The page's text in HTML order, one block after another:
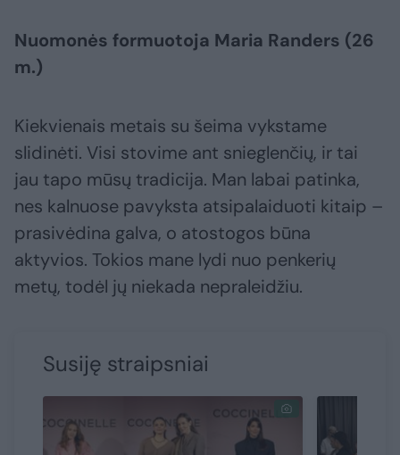
Nuomonės formuotoja Maria Randers (26
m.)
Kiekvienais metais su šeima vykstame
slidinėti. Visi stovime ant snieglenčių, ir tai
jau tapo mūsų tradicija. Man labai patinka,
nes kalnuose pavyksta atsipalaiduoti kitaip –
prasivėdina galva, o atostogos būna
aktyvios. Tokios mane lydi nuo penkerių
metų, todėl jų niekada nepraleidžiu.
Susiję straipsniai